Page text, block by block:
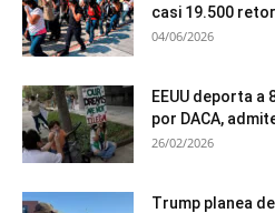
casi 19.500
04/06/2026
EEUU deporta
por DACA,
26/02/2026
Trump planea